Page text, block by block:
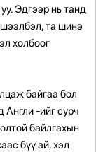
Эдгээр нь танд
та шинэ
холбоог
байгаа бол
Англи -ийг сурч
байлгахын
бүү ай, хэл